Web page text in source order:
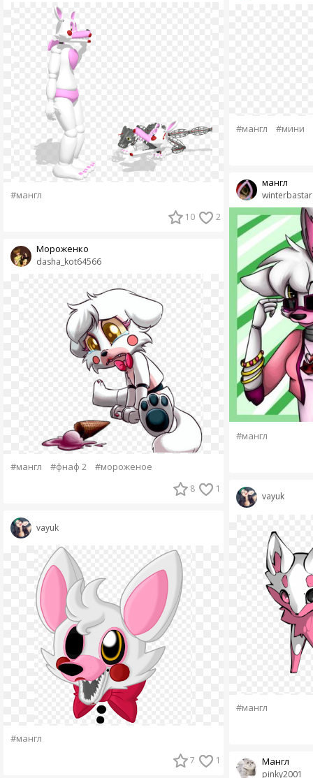
#мангл
10 2
dasha_kot64566
Мороженко
#мангл #фнаф 2 #мороженое
8 1
vayuk
#мангл
7 1
#мангл #мини
мангл
#мангл
vayuk
#мангл
pinky2001
Мангл